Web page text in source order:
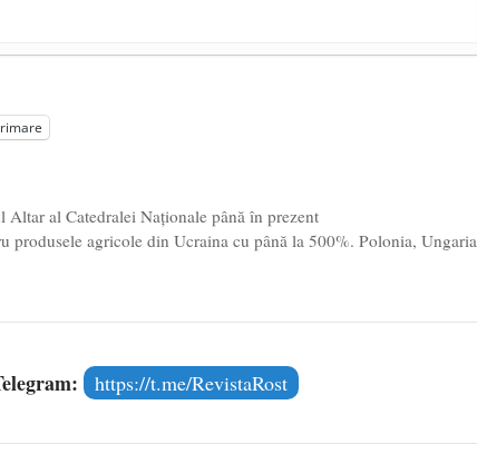
Ucrainei, Volodymyr Zelensky
Octavian Goga, înlăturat din Iași
al Catedralei Naționale până în prezent
produsele agricole din Ucraina cu până la 500%. Polonia, Ungaria
https://t.me/RevistaRost